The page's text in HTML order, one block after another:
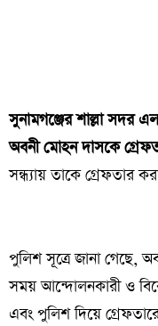
সুনামগঞ্জের শাল্লা সদর
অবনী মোহন দাসকে
সন্ধ্যায় তাকে গ্রেফতার
পুলিশ সূত্রে জানা গেছে,
সময় আন্দোলনকারী ও
এবং পুলিশ দিয়ে